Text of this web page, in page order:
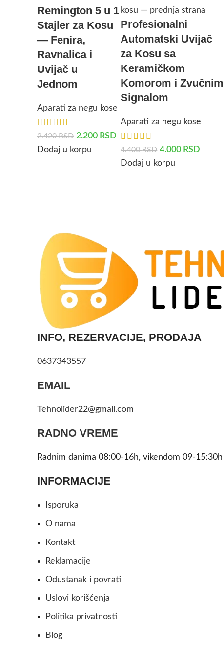
Remington 5 u 1
Stajler za Kosu
— Fenira,
Ravnalica i
Uvijač u
Jednom
Aparati za negu kose
2.420RSD 2.200 RSD
Dodaj u korpu
Profesionalni
Automatski Uvijač
za Kosu sa
Keramičkom
Komorom i Zvučnim
Signalom
Aparati za negu kose
4.400RSD 4.000 RSD
Dodaj u korpu
INFO, REZERVACIJE, PRODAJA
0637343557
EMAIL
Tehnolider22@gmail.com
RADNO VREME
Radnim danima 08:00-16h, vikendom 09-15:30h
INFORMACIJE
Isporuka
O nama
Kontakt
Reklamacije
Odustanak i povrati
Uslovi korišćenja
Politika privatnosti
Blog